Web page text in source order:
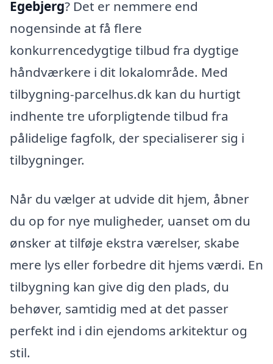
Egebjerg? Det er nemmere end
nogensinde at få flere
konkurrencedygtige tilbud fra dygtige
håndværkere i dit lokalområde. Med
tilbygning-parcelhus.dk kan du hurtigt
indhente tre uforpligtende tilbud fra
pålidelige fagfolk, der specialiserer sig i
tilbygninger.
Når du vælger at udvide dit hjem, åbner
du op for nye muligheder, uanset om du
ønsker at tilføje ekstra værelser, skabe
mere lys eller forbedre dit hjems værdi. En
tilbygning kan give dig den plads, du
behøver, samtidig med at det passer
perfekt ind i din ejendoms arkitektur og
stil.